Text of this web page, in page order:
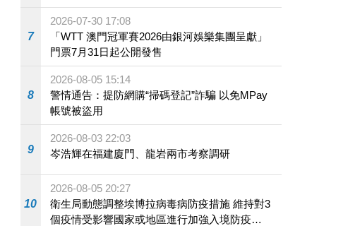
7
2026-07-30 17:08
「WTT 澳門冠軍賽2026由銀河娛樂集團呈獻」
門票7月31日起公開發售
8
2026-08-05 15:14
警情通告：提防網購“掃碼登記”詐騙 以免MPay
帳號被盜用
9
2026-08-03 22:03
岑浩輝在福建廈門、龍岩兩市考察調研
10
2026-08-05 20:27
衛生局動態調整埃博拉病毒病防疫措施 維持對3
個疫情受影響國家或地區進行加強入境防疫措